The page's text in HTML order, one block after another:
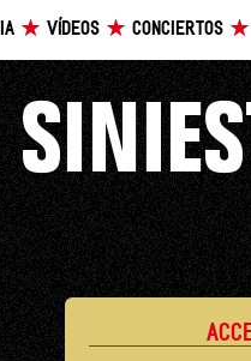
VÍDEOS CONCIERTOS